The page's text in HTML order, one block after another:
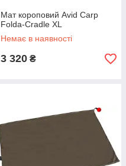
Мат короповий Avid Carp
Folda-Cradle XL
Немає в наявності
3 320 ₴